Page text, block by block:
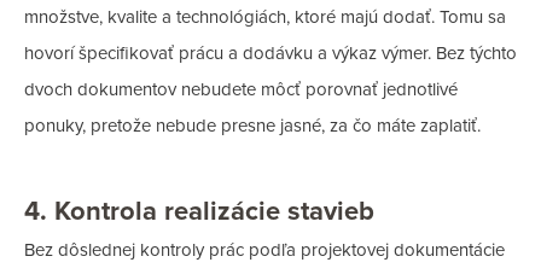
množstve, kvalite a technológiách, ktoré majú dodať. Tomu sa
hovorí špecifikovať prácu a dodávku a výkaz výmer. Bez týchto
dvoch dokumentov nebudete môcť porovnať jednotlivé
ponuky, pretože nebude presne jasné, za čo máte zaplatiť.
4. Kontrola realizácie stavieb
Bez dôslednej kontroly prác podľa projektovej dokumentácie